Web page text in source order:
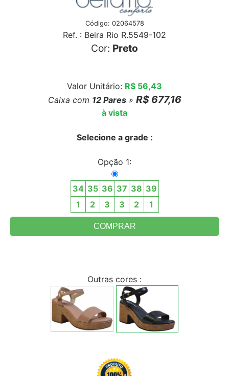
Código: 02064578
Ref. : Beira Rio R.5549-102
Cor: Preto
Valor Unitário: R$ 56,43
Caixa com 12Pares» R$ 677,16
à vista
Selecione a grade :
Opção 1:
34 35 36 37 38 39
1
2 3 3 2 1
Outras cores :